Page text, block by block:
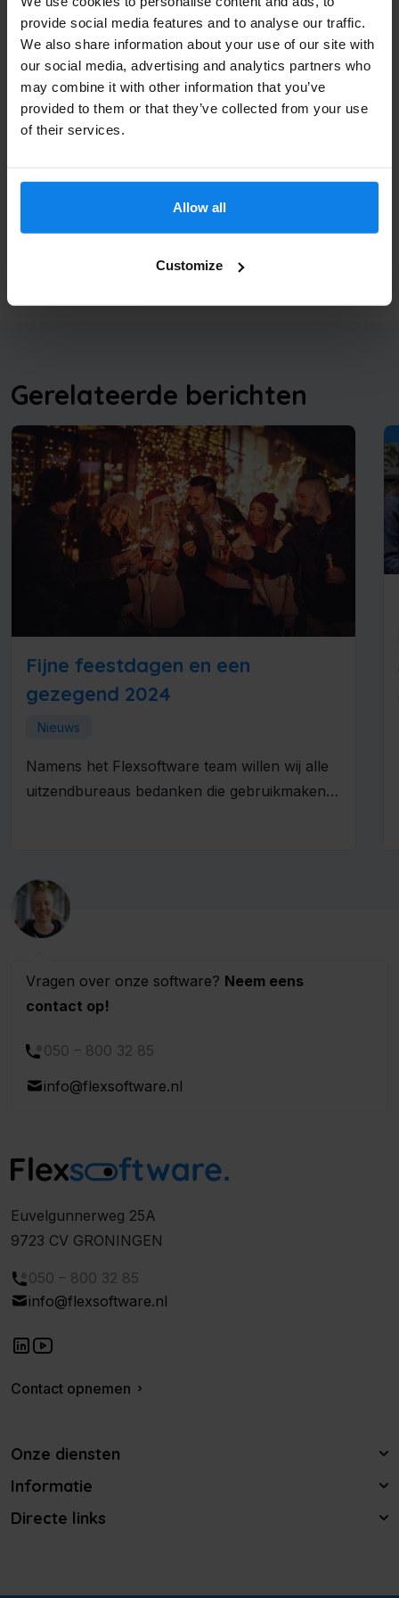
provide social media features and to analyse our traffic.
We also share information about your use of our site with
our social media, advertising and analytics partners who
may combine it with other information that you’ve
provided to them or that they’ve collected from your use
of their services.
Allow all
Customize
uitzendbureau.
Geïnteresseerd in een uitzendbureau website voor
2700 euro met nog eens 500 euro korting??Neem
vrijblijvendcontactop.
Geschreven door:Franck
Gerelateerde berichten
Fijne feestdagen en een
gezegend 2024
Nieuws
Namens het Flexsoftware team willen wij alle
uitzendbureaus bedanken die gebruikmaken
Vragen over onze software? Neem eens
contact op!
050 – 800 32 85
info@flexsoftware.nl
Euvelgunnerweg 25A
9723 CV GRONINGEN
050 – 800 32 85
info@flexsoftware.nl
Contact opnemen
Onze diensten
Informatie
Directe links
Email*